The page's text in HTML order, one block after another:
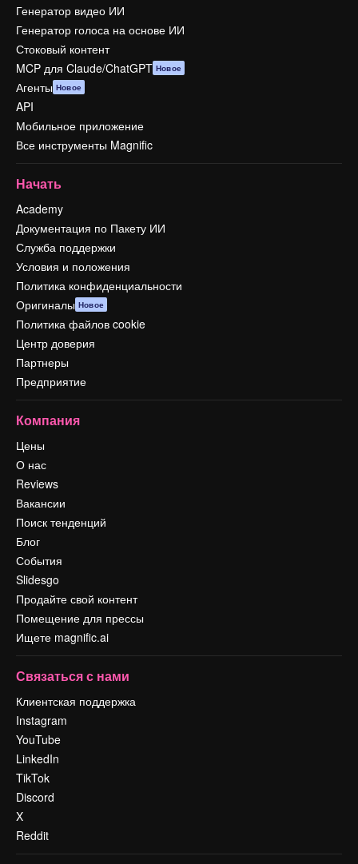
Генератор видео ИИ
Генератор голоса на основе ИИ
Стоковый контент
MCP для Claude/ChatGPT Новое
Агенты Новое
API
Мобильное приложение
Все инструменты Magnific
Начать
Academy
Документация по Пакету ИИ
Служба поддержки
Условия и положения
Политика конфиденциальности
Оригиналы Новое
Политика файлов cookie
Центр доверия
Партнеры
Предприятие
Компания
Цены
О нас
Reviews
Вакансии
Поиск тенденций
Блог
События
Slidesgo
Продайте свой контент
Помещение для прессы
Ищете magnific.ai
Связаться с нами
Клиентская поддержка
Instagram
YouTube
LinkedIn
TikTok
Discord
X
Reddit